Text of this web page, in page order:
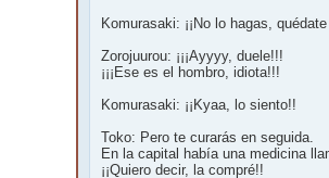
Komurasaki: ¡¡No lo hagas,
Zorojuurou: ¡¡¡Ayyyy, duele!!!
¡¡¡Ese es el hombro, idiota!!!
Komurasaki: ¡¡Kyaa, lo siento!!
Toko: Pero te curarás en seguida.
En la capital había una medicina
¡¡Quiero decir, la compré!!